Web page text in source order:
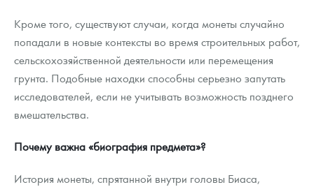
Кроме того, существуют случаи, когда монеты случайно
попадали в новые контексты во время строительных работ,
сельскохозяйственной деятельности или перемещения
грунта. Подобные находки способны серьезно запутать
исследователей, если не учитывать возможность позднего
вмешательства.
Почему важна «биография предмета»?
История монеты, спрятанной внутри головы Биаса,